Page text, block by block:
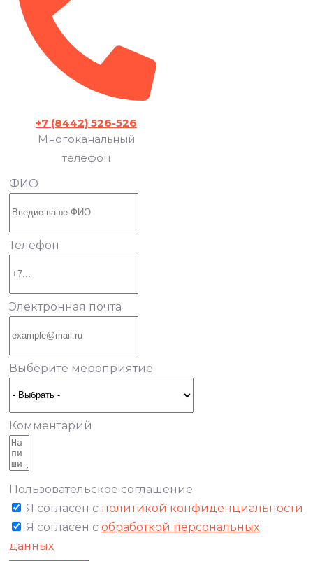
+7 (8442) 526-526
Многоканальный
телефон
ФИО
Телефон
Электронная почта
Выберите мероприятие
Комментарий
Пользовательское соглашение
Я согласен с политикой конфиденциальности
Я согласен с обработкой персональных
данных